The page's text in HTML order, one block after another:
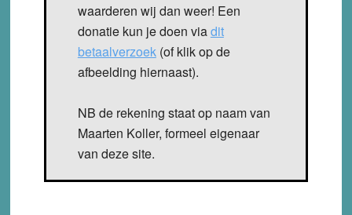
waarderen wij dan weer! Een
donatie kun je doen viadit
betaalverzoek(of klik op de
afbeelding hiernaast).
NB de rekening staat op naam van
Maarten Koller, formeel eigenaar
van deze site.